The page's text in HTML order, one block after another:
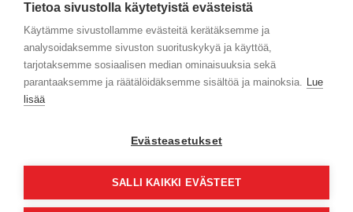
Yhteystiedot
Selaa tuotteita
Maksa turvallisesti
Tietoa sivustolla käytetyistä evästeistä
Käytämme sivustollamme evästeitä kerätäksemme ja
analysoidaksemme sivuston suorituskykyä ja käyttöä,
tarjotaksemme sosiaalisen median ominaisuuksia sekä
parantaaksemme ja räätälöidäksemme sisältöä ja mainoksia. Lue
lisää
Evästeasetukset
SALLI KAIKKI EVÄSTEET